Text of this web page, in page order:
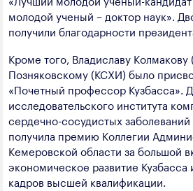
молодой ученый – доктор наук».
получили благодарности
Кроме того, Владиславу
Позняковскому (КСХИ) было
«Почетный профессор Кузбасса».
исследовательского института
сердечно-сосудистых
получила премию Коллегии
Кемеровской области за большой
экономическое развитие Кузбасса
кадров высшей квалификации.